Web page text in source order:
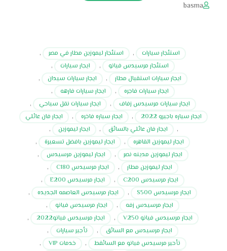
basma
استئجار سيارات , استئجار ليموزين مطار في مصر
,
استئجار مرسيدس فيانو
, ايجار سيارات
,
ايجار سيارات استقبال مطار
, ايجار سيارات سيدان
,
ايجار سيارات فاجره
, ايجار سيارات فارهه
,
ايجار سيارات مرسيدس زفاف
, ايجار سيارات نقل سياحي
,
ايجار سياره باجيرو 2022
, ايجار سياره فاخره ,
ايجار فان عائلي
,
ايجار فان عائلي بالسائق , ايجار ليموزين
,
ايجار ليموزين القاهره
, ايجار ليموزين بافضل تسعيرة
,
ايجار ليموزين مدينه نصر
, ايجار ليموزين مرسيدس
,
ايجار ليموزين مطار
, ايجار مرسيدس C180
,
ايجار مرسيدس C200
, ايجار مرسيدس E200
,
ايجار مرسيدس S500
, ايجار مرسيدس العاصمه الجديده
,
ايجار مرسيدس زفه
, ايجار مرسيدس فيانو
,
ايجار مرسيدس فيانو V250
, ايجار مرسيدس فيانو2022
,
ايجار مرسيدس مع السائق
, تأجير سيارات
,
تأحير مرسيدس فيانو مع السائقط
, خدمات VIP
,